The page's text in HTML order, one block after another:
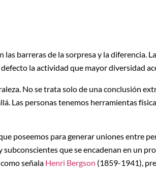
las barreras de la sorpresa y la diferencia.
defecto la actividad que mayor diversidad
No se trata solo de una conclusión
Las personas tenemos herramientas
poseemos para generar uniones entre
que se encadenan en un
señala Henri Bergson (1859-1941),